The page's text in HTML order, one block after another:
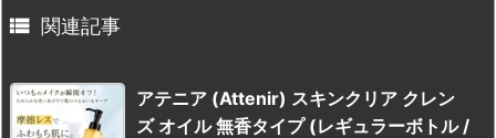
 関連記事
アテニア (Attenir) スキンクリア クレン
ズ オイル 無香タイプ (レギュラーボトル /